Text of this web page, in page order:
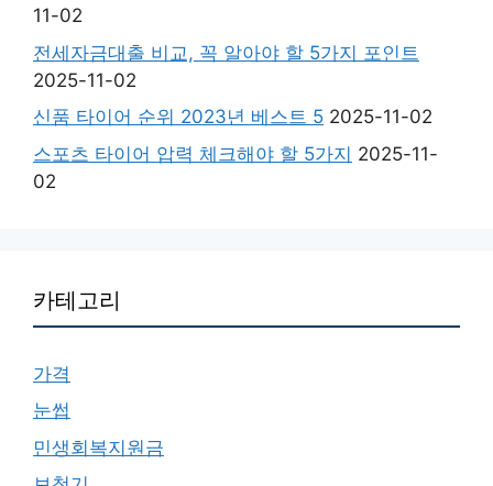
11-02
전세자금대출 비교, 꼭 알아야 할 5가지 포인트
2025-11-02
신품 타이어 순위 2023년 베스트 5 2025-11-02
스포츠 타이어 압력 체크해야 할 5가지 2025-11-
02
카테고리
가격
눈썹
민생회복지원금